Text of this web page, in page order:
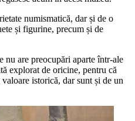
numismatică, dar și de o
și figurine, precum și de
nu are preocupări aparte într-ale
explorat de oricine, pentru că
istorică, dar sunt și de un